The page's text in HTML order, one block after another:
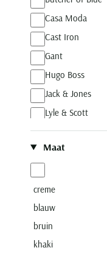
Casa Moda
Cast Iron
Gant
Hugo Boss
Jack & Jones
Lyle & Scott
Maerz
New Zealand
PME Legend
Paul & Shark
Polo Ralph Lauren
Portofino
Maat
creme
blauw
bruin
khaki